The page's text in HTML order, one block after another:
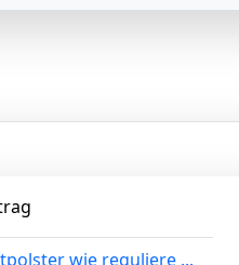
wie reguliere ...